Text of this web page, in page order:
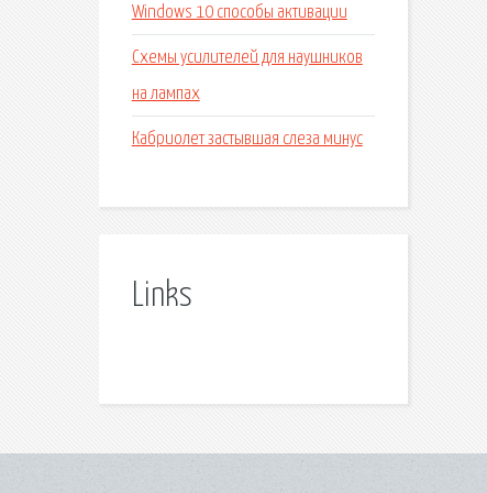
Windows 10 способы активации
Схемы усилителей для наушников
на лампах
Кабриолет застывшая слеза минус
Links